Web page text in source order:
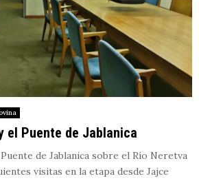
el Puente de Jablanica
de Jablanica sobre el Río Neretva
visitas en la etapa desde Jajce